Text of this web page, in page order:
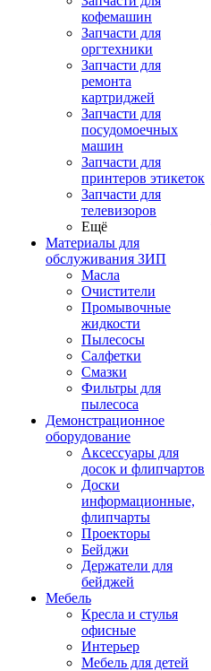
кофемашин
Запчасти для
оргтехники
Запчасти для
ремонта
картриджей
Запчасти для
посудомоечных
машин
Запчасти для
принтеров этикеток
Запчасти для
телевизоров
Ещё
Материалы для
обслуживания ЗИП
Масла
Очистители
Промывочные
жидкости
Пылесосы
Салфетки
Смазки
Фильтры для
пылесоса
Демонстрационное
оборудование
Аксессуары для
досок и флипчартов
Доски
информационные,
флипчарты
Проекторы
Бейджи
Держатели для
бейджей
Мебель
Кресла и стулья
офисные
Интерьер
Мебель для детей